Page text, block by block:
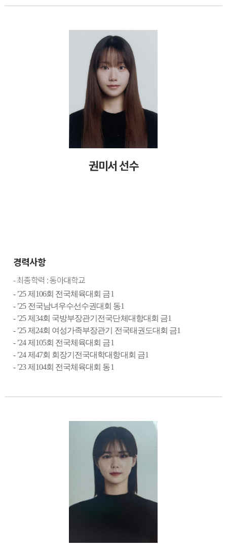
권미서 선수
경력사항
-최종학력 :동아대학교
- ’25제 106회 전국체육대회 금1
- ’25 전국남녀우수선수권대회 동1
- ’25제 34회 국방부장관기전국단체대항대회 금1
- ’25제 24회 여성가족부장관기 전국태권도대회 금1
- ’24제 105회 전국체육대회 금1
- ’24제 47회 회장기전국대학대항대회 금1
- ’23제 104회 전국체육대회 동1